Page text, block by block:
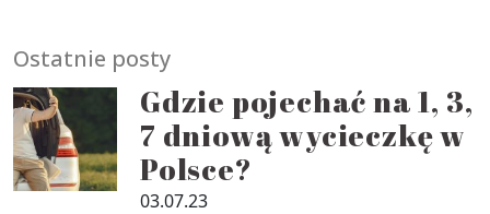
Ostatnie posty
Gdzie pojechać na 1, 3,
7 dniową wycieczkę w
Polsce?
03.07.23